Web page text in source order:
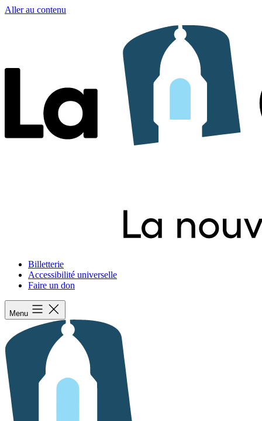
Aller au contenu
Billetterie
Accessibilité universelle
Faire un don
Menu